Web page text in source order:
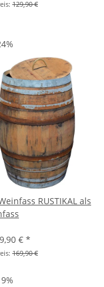
129,90 €
RUSTIKAL als
€ *
169,90 €